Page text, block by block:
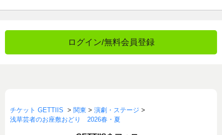
ログイン/無料会員登録
チケット GETTIIS > 関東 > 演劇・ステージ >
浅草芸者のお座敷おどり 2026春・夏